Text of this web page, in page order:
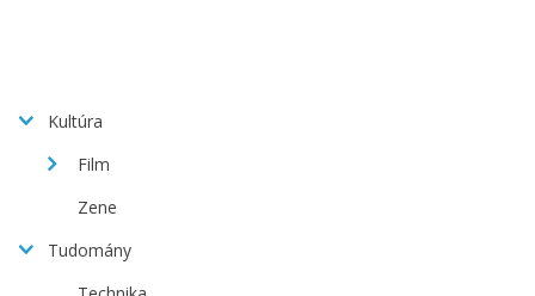
Kultúra
Film
Zene
Tudomány